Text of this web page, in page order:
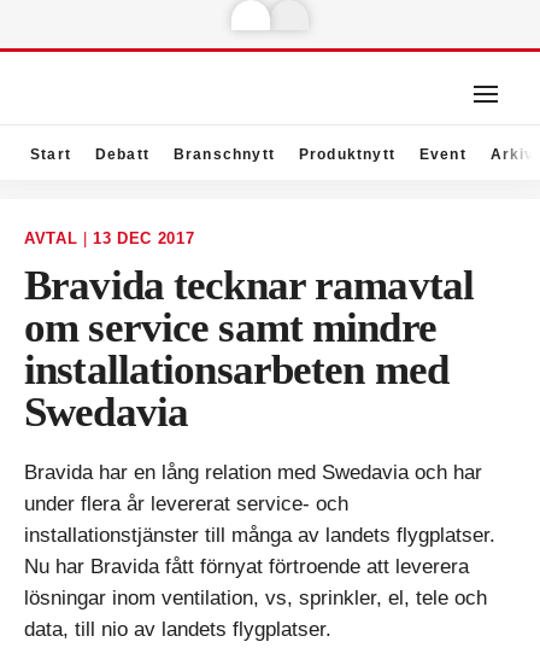
Start Debatt Branschnytt Produktnytt Event Arkiv
AVTAL 13 DEC 2017
Bravida tecknar ramavtal
om service samt mindre
installationsarbeten med
Swedavia
Bravida har en lång relation med Swedavia och har
under flera år levererat service- och
installationstjänster till många av landets flygplatser.
Nu har Bravida fått förnyat förtroende att leverera
lösningar inom ventilation, vs, sprinkler, el, tele och
data, till nio av landets flygplatser.